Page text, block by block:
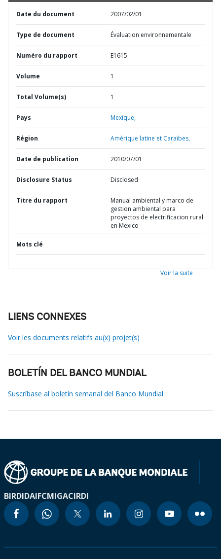
Date du document 2007/02/01
Type de document Évaluation environnementale
Numéro du rapport E1615
Volume 1
Total Volume(s) 1
Pays Mexique,
Région Amérique latine et Caraïbes,
Date de publication 2010/07/01
Disclosure Status Disclosed
Titre du rapport
Manual ambiental y marco de
gestion ambiental para
proyectos de electrificacion rural
en Mexico
Mots clé
Voir la suite
LIENS CONNEXES
Voir les documents relatifs au(x) projet(s)
BOLETÍN DEL BANCO MUNDIAL
Suscríbase al boletín semanal del Banco Mundial
BIRDIDAIFCMIGACIRDI